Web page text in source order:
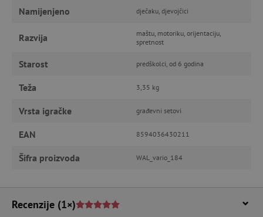
Namijenjeno dječaku, djevojčici
Razvija
maštu, motoriku, orijentaciju,
spretnost
Starost predškolci, od 6 godina
Teža 3,35 kg
Vrsta igračke građevni setovi
EAN 8594036430211
Šifra proizvoda WAL_vario_184
Recenzije (1×)
računa. Internetsku stranicu ne možete
featureFlagIdentifier